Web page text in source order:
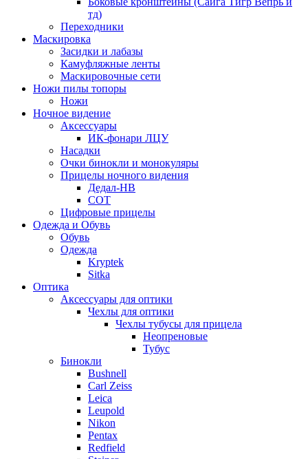
тд)
Переходники
Маскировка
Засидки и лабазы
Камуфляжные ленты
Маскировочные сети
Ножи пилы топоры
Ножи
Ночное видение
Аксессуары
ИК-фонари ЛЦУ
Насадки
Очки бинокли и монокуляры
Прицелы ночного видения
Дедал-НВ
СОТ
Цифровые прицелы
Одежда и Обувь
Обувь
Одежда
Kryptek
Sitka
Оптика
Аксессуары для оптики
Чехлы для оптики
Чехлы тубусы для прицела
Неопреновые
Тубус
Бинокли
Bushnell
Carl Zeiss
Leica
Leupold
Nikon
Pentax
Redfield